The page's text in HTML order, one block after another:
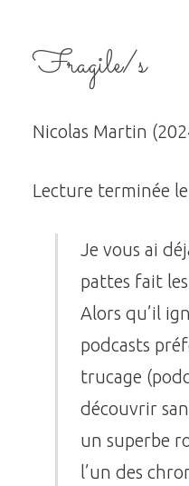
Fragile/s
Nicolas Martin
Lecture terminée
Je vous ai
pattes fait
Alors qu’il
podcasts
trucage
découvrir
un superbe
l’un des